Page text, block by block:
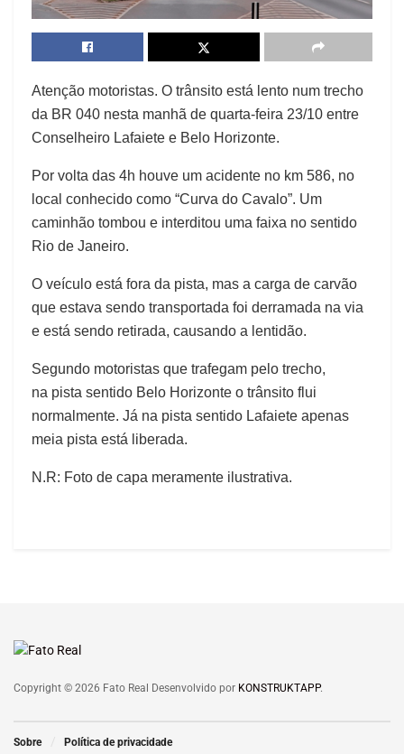
Atenção motoristas. O trânsito está lento num trecho
da BR 040 nesta manhã de quarta-feira 23/10 entre
Conselheiro Lafaiete e Belo Horizonte.
Por volta das 4h houve um acidente no km 586, no
local conhecido como “Curva do Cavalo”. Um
caminhão tombou e interditou uma faixa no sentido
Rio de Janeiro.
O veículo está fora da pista, mas a carga de carvão
que estava sendo transportada foi derramada na via
e está sendo retirada, causando a lentidão.
Segundo motoristas que trafegam pelo trecho,
na pista sentido Belo Horizonte o trânsito flui
normalmente. Já na pista sentido Lafaiete apenas
meia pista está liberada.
N.R: Foto de capa meramente ilustrativa.
Copyright © 2026 Fato Real Desenvolvido por KONSTRUKTAPP.
Sobre Política de privacidade